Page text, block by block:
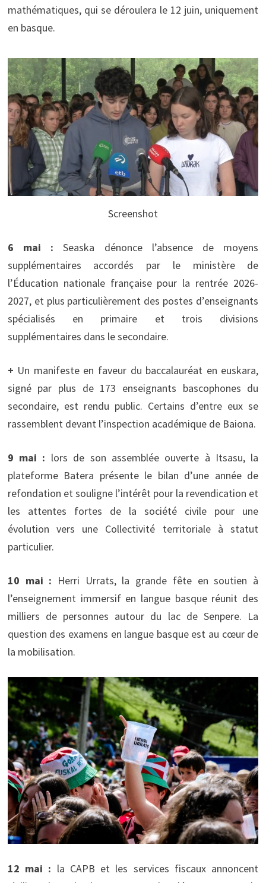
mathématiques, qui se déroulera le 12 juin, uniquement
en basque.
Screenshot
6 mai : Seaska dénonce l’absence de moyens
supplémentaires accordés par le ministère de
l’Éducation nationale française pour la rentrée 2026-
2027, et plus particulièrement des postes d’enseignants
spécialisés en primaire et trois divisions
supplémentaires dans le secondaire.
+ Un manifeste en faveur du baccalauréat en euskara,
signé par plus de 173 enseignants bascophones du
secondaire, est rendu public. Certains d’entre eux se
rassemblent devant l’inspection académique de Baiona.
9 mai : lors de son assemblée ouverte à Itsasu, la
plateforme Batera présente le bilan d’une année de
refondation et souligne l’intérêt pour la revendication et
les attentes fortes de la société civile pour une
évolution vers une Collectivité territoriale à statut
particulier.
10 mai : Herri Urrats, la grande fête en soutien à
l’enseignement immersif en langue basque réunit des
milliers de personnes autour du lac de Senpere. La
question des examens en langue basque est au cœur de
la mobilisation.
12 mai : la CAPB et les services fiscaux annoncent